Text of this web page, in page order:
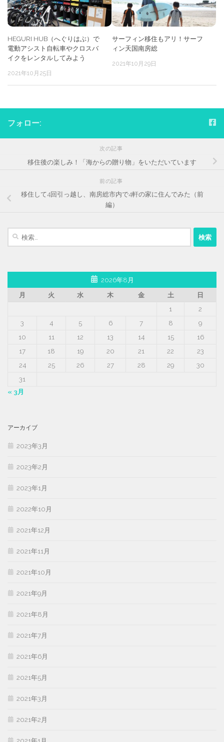
HEGURI HUB（へぐりはぶ）で
電動アシスト自転車やクロスバ
イクをレンタルしてみよう
2021年10月25日
サーフィン移住もアリ！サーフ
ィン天国南房総
2021年10月29日
フォロー:
次の記事
移住後の楽しみ！「海からの贈り物」をいただいています
前の記事
移住して4回引っ越し、南房総市内で4軒の家に住んでみた（前
編）
検
2026年8月
月
火 水 木 金 土
日
1
2
3
4 5 6 7 8
9
10
11 12 13 14 15
16
17
18 19 20 21 22
23
24
25 26 27 28 29
30
31
« 3月
アーカイブ
2023年3月
2023年2月
2023年1月
2022年10月
2021年12月
2021年11月
2021年10月
2021年9月
2021年8月
2021年7月
2021年6月
2021年5月
2021年3月
2021年2月